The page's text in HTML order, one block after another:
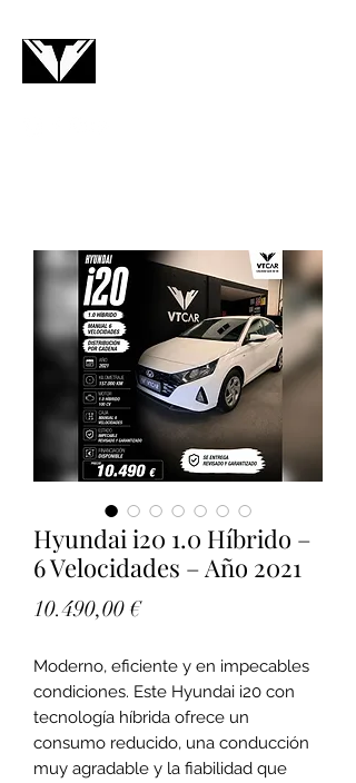
Hyundai i20 1.0 Híbrido –
6 Velocidades – Año 2021
10.490,00 €Precio
Moderno, eficiente y en impecables
condiciones. Este Hyundai i20 con
tecnología híbrida ofrece un
consumo reducido, una conducción
muy agradable y la fiabilidad que